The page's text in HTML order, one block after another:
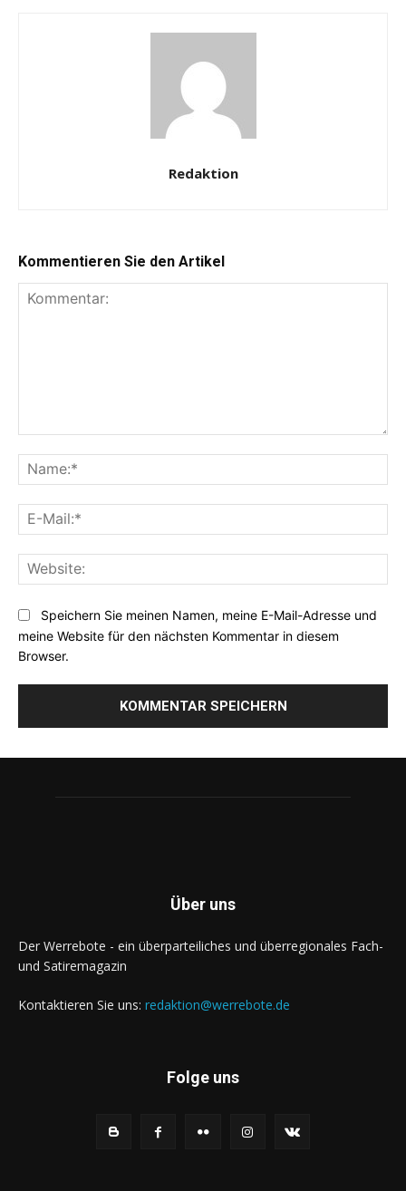
Redaktion
Kommentieren Sie den Artikel
Speichern Sie meinen Namen, meine E-Mail-Adresse und
meine Website für den nächsten Kommentar in diesem
Browser.
Über uns
Der Werrebote - ein überparteiliches und überregionales Fach-
und Satiremagazin
Kontaktieren Sie uns: redaktion@werrebote.de
Folge uns